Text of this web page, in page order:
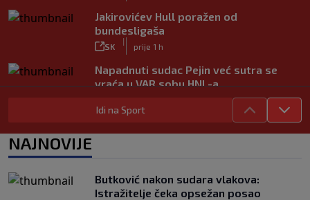
Jakirovićev Hull poražen od
bundesligaša
SK
|
prije 1 h
Napadnuti sudac Pejin već sutra se
vraća u VAR sobu HNL-a
VIDEO / Martin dominantan u sprintu,
Marquez neprepoznatljiv!
VIDEO / Inter bez Sučića u sastavu
poveo protiv Juventusa
Idi na Sport
NAJNOVIJE
Butković nakon sudara vlakova:
Istražitelje čeka opsežan posao